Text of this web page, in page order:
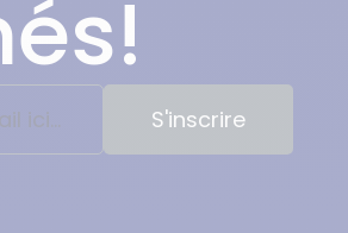
S'inscrire